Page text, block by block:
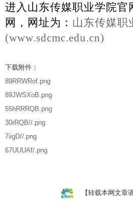
进入山东传媒职业学院官
网，网址为： 山东传媒职
(www.sdcmc.edu.cn)
下载附件：
89RRWRof.png
89JWSXoB.png
55hRRRQB.png
30rRQB//.png
7iigD//.png
67UUUAf/.png
【转载本网文章